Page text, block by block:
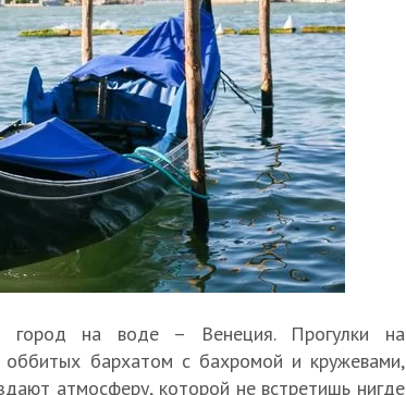
город на воде – Венеция. Прогулки на
оббитых бархатом с бахромой и кружевами,
атмосферу, которой не встретишь нигде